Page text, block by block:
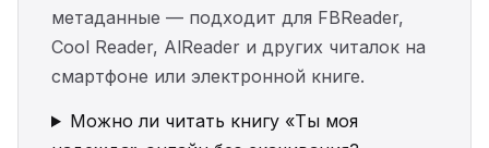
метаданные — подходит для FBReader,
Cool Reader, AlReader и других читалок на
смартфоне или электронной книге.
Можно ли читать книгу «Ты моя